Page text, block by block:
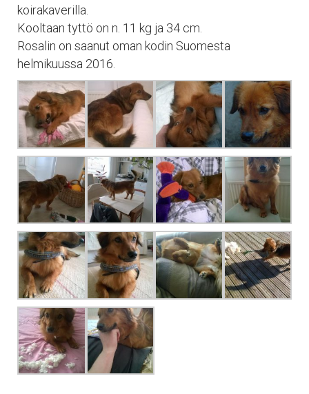
koirakaverilla.
Kooltaan tyttö on n. 11 kg ja 34 cm.
Rosalin on saanut oman kodin Suomesta
helmikuussa 2016.